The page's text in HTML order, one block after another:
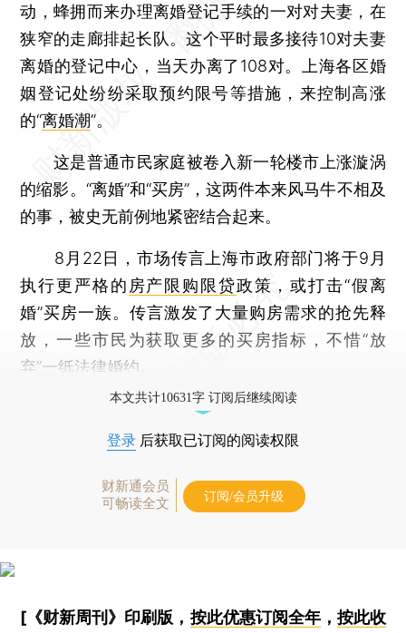
动，蜂拥而来办理离婚登记手续的一对对夫妻，在
狭窄的走廊排起长队。这个平时最多接待10对夫妻
离婚的登记中心，当天办离了108对。上海各区婚
姻登记处纷纷采取预约限号等措施，来控制高涨
的“离婚潮”。
这是普通市民家庭被卷入新一轮楼市上涨漩涡
的缩影。“离婚”和“买房”，这两件本来风马牛不相及
的事，被史无前例地紧密结合起来。
8月22日，市场传言上海市政府部门将于9月
执行更严格的 房产限购限贷政策，或打击“假离
婚”买房一族。传言激发了大量购房需求的抢先释
放，一些市民为获取更多的买房指标，不惜“放
弃”一纸法律婚约。
本文共计10631字 订阅后继续阅读
登录 后获取已订阅的阅读权限
财新通会员
可畅读全文
订阅/会员升级
[《财新周刊》印刷版， 按此优惠订阅全年， 按此收